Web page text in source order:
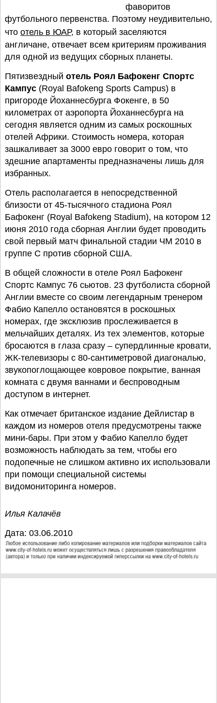
фаворитов
футбольного первенства. Поэтому неудивительно,
что отель в ЮАР, в который заселяются
англичане, отвечает всем критериям проживания
для одной из ведущих сборных планеты.
Пятизвездный отель Роял Бафокенг Спортс
Кампус (Royal Bafokeng Sports Campus) в
пригороде Йоханнесбурга Фокенге, в 50
километрах от аэропорта Йоханнесбурга на
сегодня является одним из самых роскошных
отелей Африки. Стоимость номера, которая
зашкаливает за 3000 евро говорит о том, что
здешние апартаменты предназначены лишь для
избранных.
Отель располагается в непосредственной
близости от 45-тысячного стадиона Роял
Бафокенг (Royal Bafokeng Stadium), на котором 12
июня 2010 года сборная Англии будет проводить
свой первый матч финальной стадии ЧМ 2010 в
группе С против сборной США.
В общей сложности в отеле Роял Бафокенг
Спортс Кампус 76 сьютов. 23 футболиста сборной
Англии вместе со своим легендарным тренером
Фабио Капелло остановятся в роскошных
номерах, где эксклюзив прослеживается в
мельчайших деталях. Из тех элементов, которые
бросаются в глаза сразу – супердлинные кровати,
ЖК-телевизоры с 80-сантиметровой диагональю,
звукопоглощающее ковровое покрытие, ванная
комната с двумя ваннами и беспроводным
доступом в интернет.
Как отмечает британское издание Дейлистар в
каждом из номеров отеля предусмотрены также
мини-бары. При этом у Фабио Капелло будет
возможность наблюдать за тем, чтобы его
подопечные не слишком активно их использовали
при помощи специальной системы
видомониторинга номеров.
Илья Калачёв
Дата: 03.06.2010